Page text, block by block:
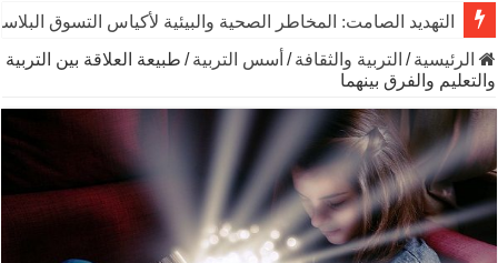
التهديد الصامت: المخاطر الصحية والبيئية لأكياس التسوق
الرئيسية / التربية والثقافة / أسس التربية / طبيعة العلاقة بين التربية
والتعليم والفرق بينهما